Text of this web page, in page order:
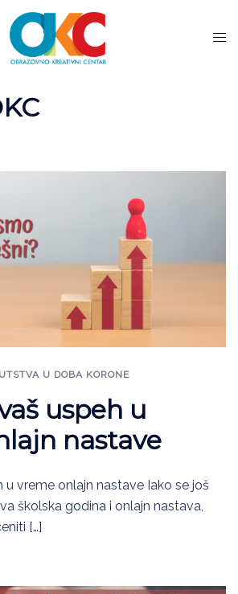
U DOBA KORONE
uspeh u
nastave
u vreme onlajn nastave Iako se još
školska godina i onlajn nastava,
[…]